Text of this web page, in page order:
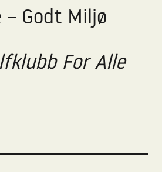
– Godt Miljø
For Alle